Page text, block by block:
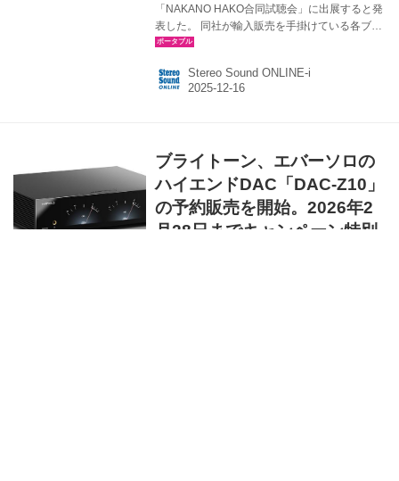
「NAKANO HAKO合同試聴会」に出展すると発
表した。 同社が輸入販売を手掛けている各ブラ
ンドから、以下の人気モデルを一挙展示＆試聴
ークストリーマー「T8」とヘッドフォンジャッ
ク付D/Aコンバーターの「DAC-Z10」は日本初
ッドフォンジャック付DAC「DAC-Z10」 ネッ
トワークプーイヤー「DMP-A10」 ZMF
headphones ヘッドホン...
Stereo Sound ONLINE-i
ブライトーン、エバーソロの
ハイエンドDAC「DAC-Z10」
の予約販売を開始。2026年2
月28日までキャンペーン特別